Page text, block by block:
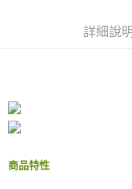
結帳頁面，進行簡訊認證
購買商品的店家。未經商
後付繳納相關費用。
客戶支援中心」
免運費
詳細說明
商品特性